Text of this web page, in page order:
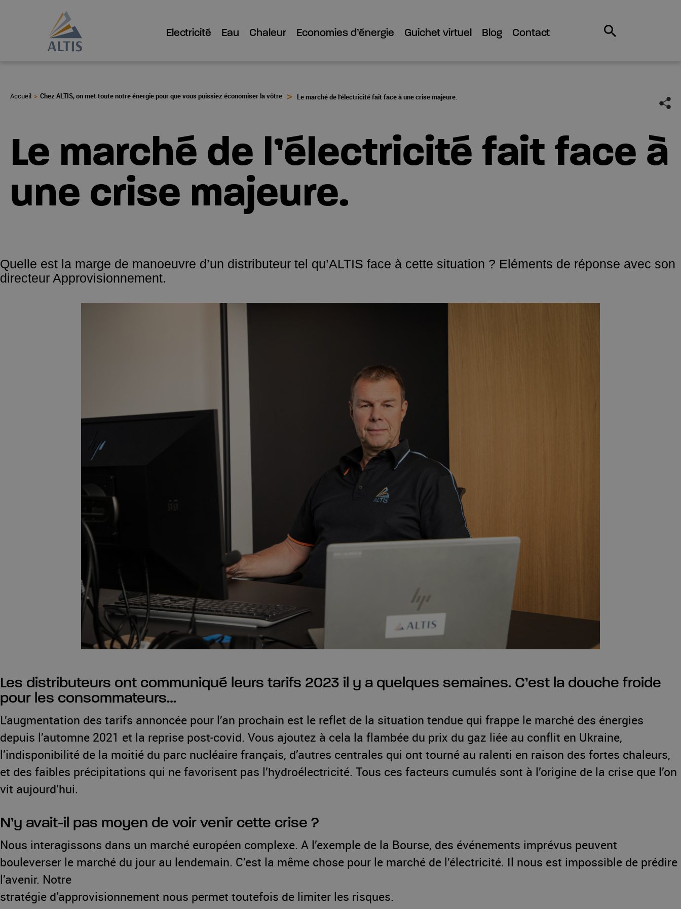
Electricité Eau Chaleur Economies d’énergie Guichet virtuel Blog Contact
Chez ALTIS, on met toute notre énergie pour que vous puissiez économiser la vôtre Le marché de l’électricité fait face à une crise majeure.
Le marché de l’électricité fait face à
une crise majeure.
Quelle est la marge de manoeuvre d’un distributeur tel qu’ALTIS face à cette situation ? Eléments de réponse avec son
directeur Approvisionnement.
Les distributeurs ont communiqué leurs tarifs 2023 il y a quelques semaines. C’est la douche froide
pour les consommateurs…
L’augmentation des tarifs annoncée pour l’an prochain est le reflet de la situation tendue qui frappe le marché des énergies
depuis l’automne 2021 et la reprise post-covid. Vous ajoutez à cela la flambée du prix du gaz liée au conflit en Ukraine,
l’indisponibilité de la moitié du parc nucléaire français, d’autres centrales qui ont tourné au ralenti en raison des fortes chaleurs,
et des faibles précipitations qui ne favorisent pas l’hydroélectricité. Tous ces facteurs cumulés sont à l’origine de la crise que l’on
vit aujourd’hui.
N’y avait-il pas moyen de voir venir cette crise ?
Nous interagissons dans un marché européen complexe. A l’exemple de la Bourse, des événements imprévus peuvent
bouleverser le marché du jour au lendemain. C’est la même chose pour le marché de l’électricité. Il nous est impossible de prédire
l’avenir. Notre
stratégie d’approvisionnement nous permet toutefois de limiter les risques.